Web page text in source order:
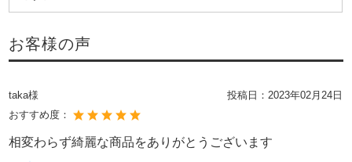
お客様の声
taka様 投稿日：2023年02月24日
おすすめ度：
相変わらず綺麗な商品をありがとうございます